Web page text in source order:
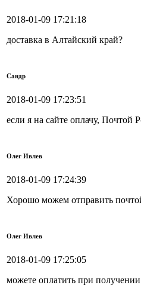
2018-01-09 17:21:18
доставка в Алтайский край?
Сандр
2018-01-09 17:23:51
если я на сайте оплачу, Почтой
Олег Ивлев
2018-01-09 17:24:39
Хорошо можем отправить
Олег Ивлев
2018-01-09 17:25:05
можете оплатить при